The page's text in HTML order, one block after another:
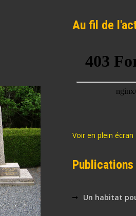
Au fil de
Voir en plein écran
Un habitat